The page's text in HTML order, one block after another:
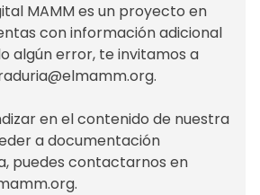
MAMM es un proyecto en
con información adicional
algún error, te invitamos a
.
en el contenido de nuestra
a documentación
puedes contactarnos en
.